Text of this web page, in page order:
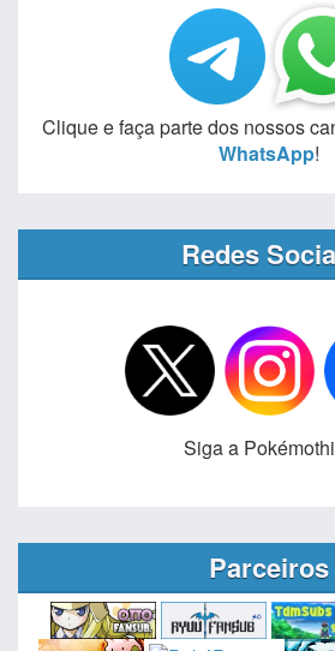
Clique e faça parte dos nossos
WhatsApp!
Redes
Siga a
Parceiros